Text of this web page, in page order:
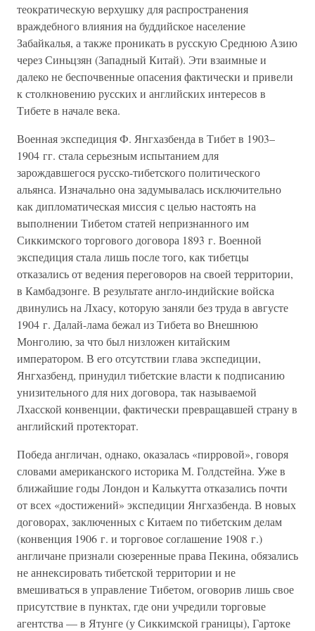
теократическую верхушку для распространения
враждебного влияния на буддийское население
Забайкалья, а также проникать в русскую Среднюю Азию
через Синьцзян (Западный Китай). Эти взаимные и
далеко не беспочвенные опасения фактически и привели
к столкновению русских и английских интересов в
Тибете в начале века.
Военная экспедиция Ф. Янгхазбенда в Тибет в 1903–
1904 гг. стала серьезным испытанием для
зарождавшегося русско-тибетского политического
альянса. Изначально она задумывалась исключительно
как дипломатическая миссия с целью настоять на
выполнении Тибетом статей непризнанного им
Сиккимского торгового договора 1893 г. Военной
экспедиция стала лишь после того, как тибетцы
отказались от ведения переговоров на своей территории,
в Камбадзонге. В результате англо-индийские войска
двинулись на Лхасу, которую заняли без труда в августе
1904 г. Далай-лама бежал из Тибета во Внешнюю
Монголию, за что был низложен китайским
императором. В его отсутствии глава экспедиции,
Янгхазбенд, принудил тибетские власти к подписанию
унизительного для них договора, так называемой
Лхасской конвенции, фактически превращавшей страну в
английский протекторат.
Победа англичан, однако, оказалась «пирровой», говоря
словами американского историка М. Голдстейна. Уже в
ближайшие годы Лондон и Калькутта отказались почти
от всех «достижений» экспедиции Янгхазбенда. В новых
договорах, заключенных с Китаем по тибетским делам
(конвенция 1906 г. и торговое соглашение 1908 г.)
англичане признали сюзеренные права Пекина, обязались
не аннексировать тибетской территории и не
вмешиваться в управление Тибетом, оговорив лишь свое
присутствие в пунктах, где они учредили торговые
агентства — в Ятунге (у Сиккимской границы), Гартоке